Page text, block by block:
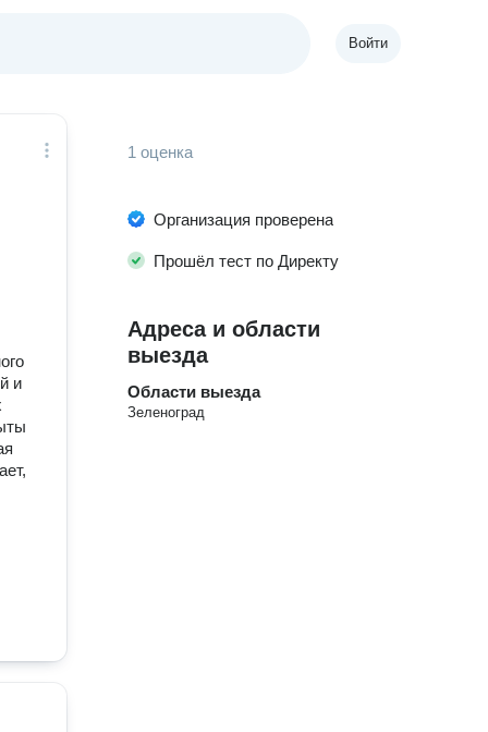
Войти
и
1 оценка
Организация проверена
Прошёл тест по Директу
Адреса и области
выезда
Области выезда
Зеленоград